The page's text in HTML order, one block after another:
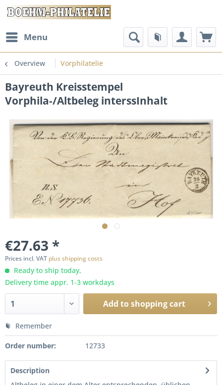
Menu
Overview Vorphilatelie
Bayreuth Kreisstempel
Vorphila-/Altbeleg interssInhalt
€27.63 *
Prices incl. VAT plus shipping costs
Ready to ship today,
Delivery time appr. 1-3 workdays
Add toshopping cart
Remember
Order number: 12733
Description